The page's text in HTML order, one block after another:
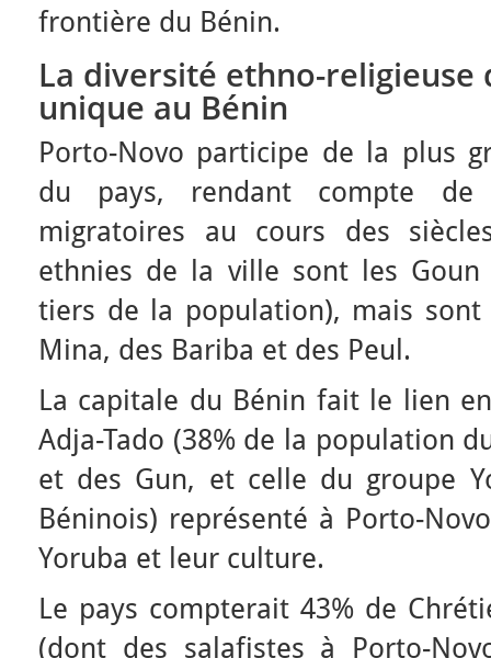
frontière du Bénin.
La diversité ethno-religieuse
unique au Bénin
Porto-Novo participe de la plus
du pays, rendant compte de
migratoires au cours des
ethnies de la ville sont les
tiers de la population), mais sont
Mina, des Bariba et des Peul.
La capitale du Bénin fait le lien
Adja-Tado (38% de la population
et des Gun, et celle du groupe
Béninois) représenté à Porto-
Yoruba et leur culture.
Le pays compterait 43% de
(dont des salafistes à Porto-